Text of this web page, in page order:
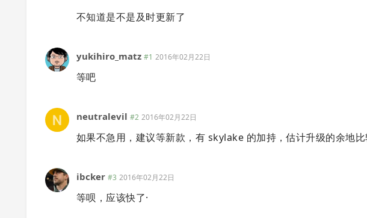
不知道是不是及时更新了
yukihiro_matz #1 2016年02月22日
等吧
neutralevil #2 2016年02月22日
如果不急用，建议等新款，有 skylake 的加持，估计升级的余地
ibcker #3 2016年02月22日
等呗，应该快了·